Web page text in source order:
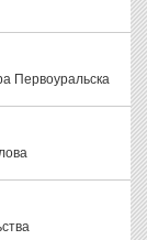
Первоуральска